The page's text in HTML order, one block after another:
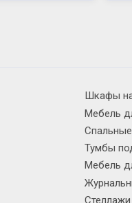
Шкафы
Мебель
Тумбы
Мебель
Стеллажи